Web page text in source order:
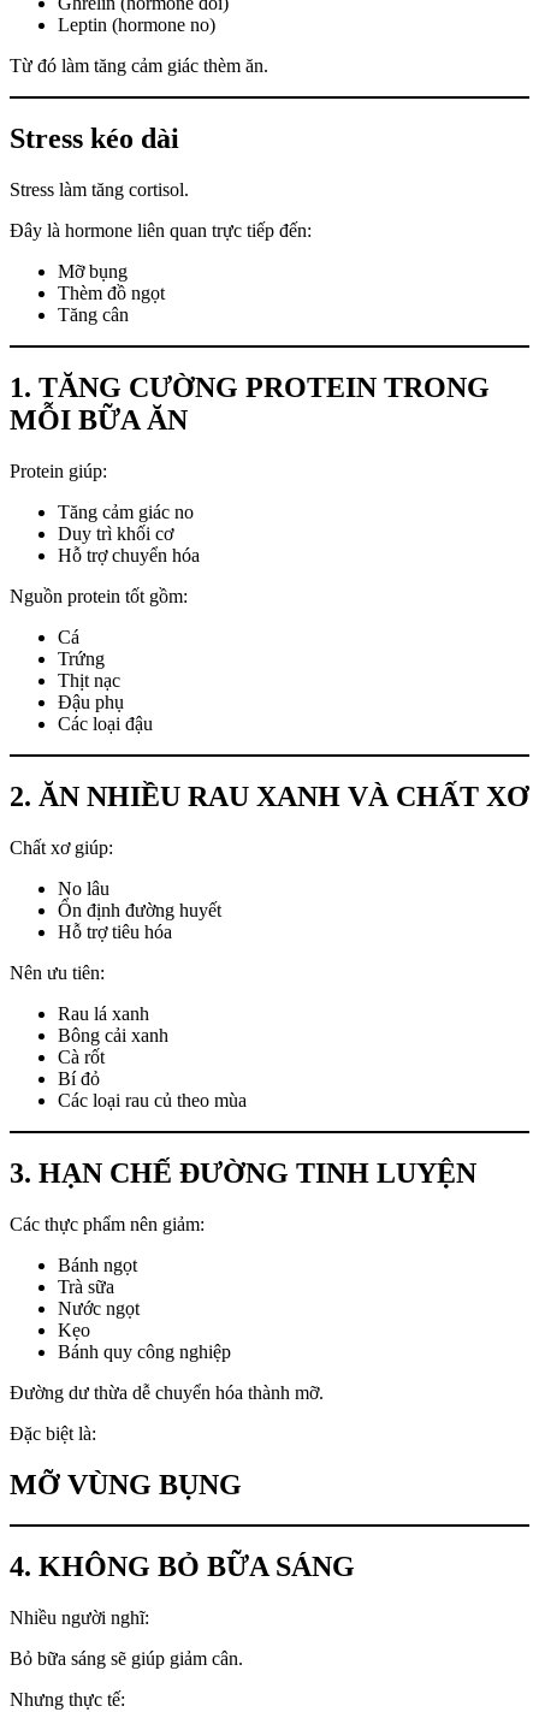
Leptin (hormone no)
Từ đó làm tăng cảm giác thèm ăn.
Stress kéo dài
Stress làm tăng cortisol.
Đây là hormone liên quan trực tiếp đến:
Mỡ bụng
Thèm đồ ngọt
Tăng cân
1. TĂNG CƯỜNG PROTEIN TRONG
MỖI BỮA ĂN
Protein giúp:
Tăng cảm giác no
Duy trì khối cơ
Hỗ trợ chuyển hóa
Nguồn protein tốt gồm:
Cá
Trứng
Thịt nạc
Đậu phụ
Các loại đậu
2. ĂN NHIỀU RAU XANH VÀ CHẤT XƠ
Chất xơ giúp:
No lâu
Ổn định đường huyết
Hỗ trợ tiêu hóa
Nên ưu tiên:
Rau lá xanh
Bông cải xanh
Cà rốt
Bí đỏ
Các loại rau củ theo mùa
3. HẠN CHẾ ĐƯỜNG TINH LUYỆN
Các thực phẩm nên giảm:
Bánh ngọt
Trà sữa
Nước ngọt
Kẹo
Bánh quy công nghiệp
Đường dư thừa dễ chuyển hóa thành mỡ.
Đặc biệt là:
MỠ VÙNG BỤNG
4. KHÔNG BỎ BỮA SÁNG
Nhiều người nghĩ:
Bỏ bữa sáng sẽ giúp giảm cân.
Nhưng thực tế: